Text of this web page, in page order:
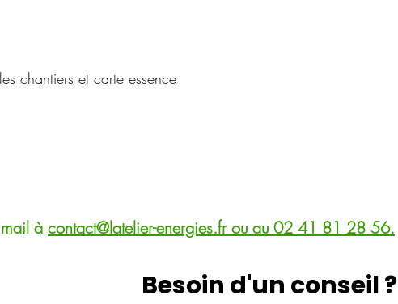
chantiers et carte essence
à contact@latelier-energies.frou au 02 41 81 28 56.
Besoin d'un conseil ?